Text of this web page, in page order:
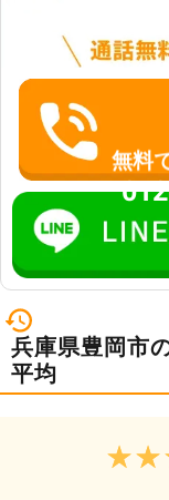
無料
兵庫県豊岡市
平均